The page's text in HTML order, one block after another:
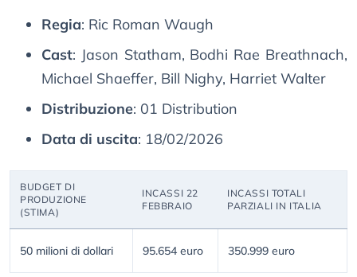
Regia: Ric Roman Waugh
Cast: Jason Statham, Bodhi Rae Breathnach,
Michael Shaeffer, Bill Nighy, Harriet Walter
Distribuzione: 01 Distribution
Data di uscita: 18/02/2026
BUDGET DI
PRODUZIONE
(STIMA)
INCASSI 22
FEBBRAIO
INCASSI TOTALI
PARZIALI IN ITALIA
50 milioni di dollari 95.654 euro 350.999 euro